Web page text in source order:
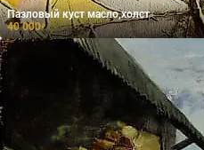
Пазловый куст масло,холст
40 000₽